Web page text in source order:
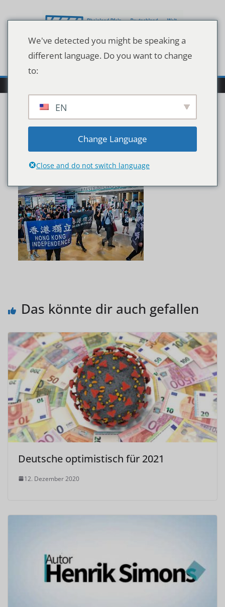
Inhalt
133020776
Das könnte dir auch gefallen
Deutsche optimistisch für 2021
12. Dezember 2020
We've detected you might be speaking a
different language. Do you want to change
to:
EN
Change Language
Close and do not switch language